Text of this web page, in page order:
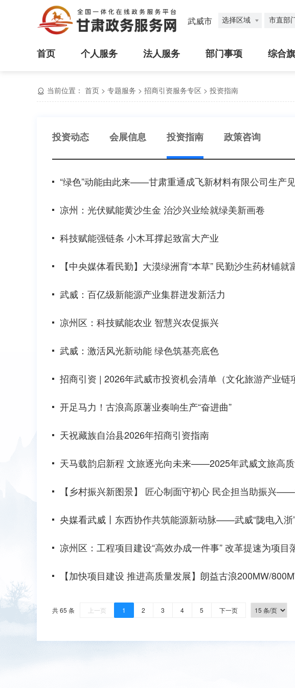
武威市 选择区域 市直部
首页 个人服务 法人服务 部门事项 综合
当前位置： 首页 > 专题服务 > 招商引资服务专区 > 投资指南
投资动态 会展信息 投资指南 政策咨询
“绿色”动能由此来——甘肃重通成飞新材料有限公司生产
凉州：光伏赋能黄沙生金 治沙兴业绘就绿美新画卷
科技赋能强链条 小木耳撑起致富大产业
【中央媒体看民勤】大漠绿洲育“本草” 民勤沙生药材铺就
武威：百亿级新能源产业集群迸发新活力
凉州区：科技赋能农业 智慧兴农促振兴
武威：激活风光新动能 绿色筑基亮底色
招商引资 | 2026年武威市投资机会清单（文化旅游产业链
开足马力！古浪高原薯业奏响生产“奋进曲”
天祝藏族自治县2026年招商引资指南
天马载韵启新程 文旅逐光向未来——2025年武威文旅高
【乡村振兴新图景】 匠心制面守初心 民企担当助振兴
央媒看武威丨东西协作共筑能源新动脉——武威“陇电入
凉州区：工程项目建设“高效办成一件事” 改革提速为项目
【加快项目建设 推进高质量发展】朗益古浪200MW/
共 65 条 上一页 1 2 3 4 5 下一页